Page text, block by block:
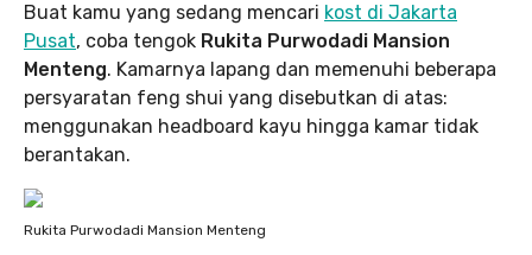
Buat kamu yang sedang mencari kost di Jakarta
Pusat, coba tengok Rukita Purwodadi Mansion
Menteng. Kamarnya lapang dan memenuhi beberapa
persyaratan feng shui yang disebutkan di atas:
menggunakan headboard kayu hingga kamar tidak
berantakan.
Rukita Purwodadi Mansion Menteng